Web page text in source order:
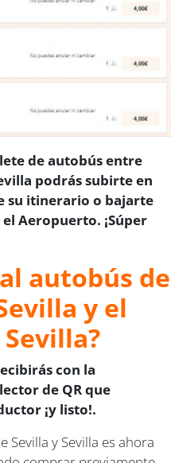
de autobús entre
podrás subirte en
su itinerario o bajarte
Aeropuerto. ¡Súper
autobús de
y el
con la
de QR que
¡y listo!.
y Sevilla es ahora